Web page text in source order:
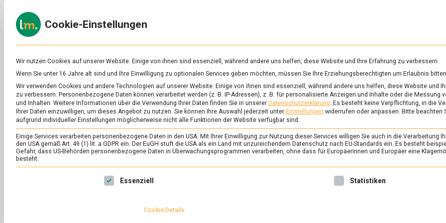
to
content
zu
&
Ernährung
SCHLAGWORT: GEWÜRZE
ERNÄHRUNG & GESUNDHEIT/
Zu Besuch bei den
das Spicy’s in
Johannes
Das Gewürzmuseum in
an der Nase herumgeführt
Cookie-Einstellungen
Wir nutzen Cookies auf unserer Website. Einige von ihnen sind essenziell, während andere uns helfen, diese Website und Ihre Erfahrung zu verbessern.
Wenn Sie unter 16 Jahre alt sind und Ihre Einwilligung zu optionalen Services geben möchten, müssen Sie Ihre Erziehungsberechtigten um Erlaubnis
Wir verwenden Cookies und andere Technologien auf unserer Website. Einige von ihnen sind essenziell, während andere uns helfen, diese Website und
zu verbessern. Personenbezogene Daten können verarbeitet werden (z. B. IP-Adressen), z. B. für personalisierte Anzeigen und Inhalte oder die Messung
und Inhalten. Weitere Informationen über die Verwendung Ihrer Daten finden Sie in unserer Datenschutzerklärung. Es besteht keine Verpflichtung, in die
Ihrer Daten einzuwilligen, um dieses Angebot zu nutzen. Sie können Ihre Auswahl jederzeit unter Einstellungen widerrufen oder anpassen. Bitte beachten
aufgrund individueller Einstellungen möglicherweise nicht alle Funktionen der Website verfügbar sind.
Einige Services verarbeiten personenbezogene Daten in den USA. Mit Ihrer Einwilligung zur Nutzung dieser Services willigen Sie auch in die Verarbeitung
den USA gemäß Art. 49 (1) lit. a GDPR ein. Der EuGH stuft die USA als ein Land mit unzureichendem Datenschutz nach EU-Standards ein. Es besteht
Gefahr, dass US-Behörden personenbezogene Daten in Überwachungsprogrammen verarbeiten, ohne dass für Europäerinnen und Europäer eine
besteht.
Es folgt eine Liste der Service-Gruppen, für die eine Einwilligung erteilt werden kann. Die erste Service-Gruppe ist
Essenziell Statistiken
Cookie-Details